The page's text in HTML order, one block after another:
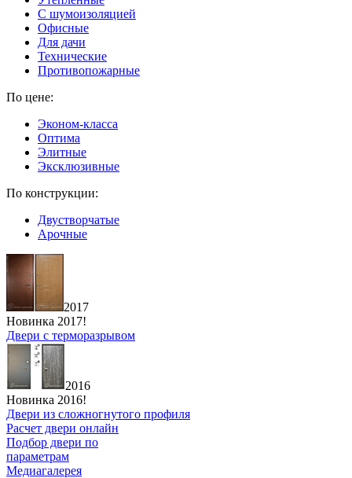
C шумоизоляцией
Офисные
Для дачи
Технические
Противопожарные
По цене:
Эконом-класса
Оптима
Элитные
Эксклюзивные
По конструкции:
Двустворчатые
Арочные
2017
Новинка 2017!
Двери с терморазрывом
2016
Новинка 2016!
Двери из сложногнутого профиля
Расчет двери онлайн
Подбор двери по
параметрам
Медиагалерея